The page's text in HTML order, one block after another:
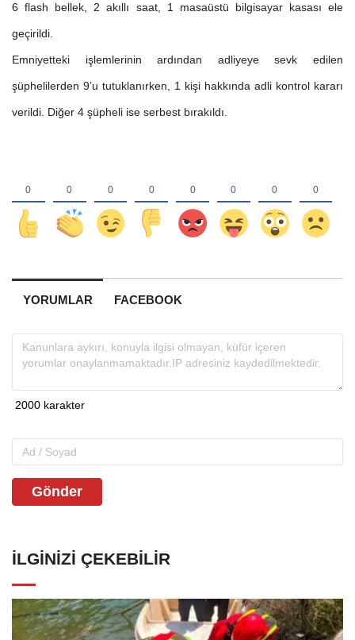
6 flash bellek, 2 akıllı saat, 1 masaüstü bilgisayar kasası ele
geçirildi.
Emniyetteki işlemlerinin ardından adliyeye sevk edilen
şüphelilerden 9’u tutuklanırken, 1 kişi hakkında adli kontrol kararı
verildi. Diğer 4 şüpheli ise serbest bırakıldı.
YORUMLAR FACEBOOK
Gönder
İLGINIZI ÇEKEBILIR